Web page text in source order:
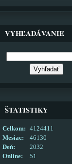
VYHĽADÁVANIE
ŠTATISTIKY
Online: 51
Celkom:
4124411
Mesiac:
46130
Deň:
2032